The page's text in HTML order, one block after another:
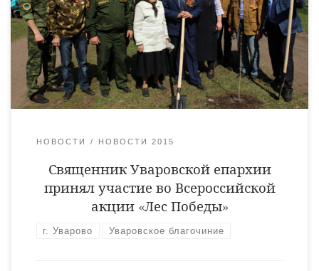
юбилейной посадке приняли участие благочинный
Уваровского благочиннического округа священник Андрей
Шабанов, городское руководство, ветераны, школьники и
жители города. 9 мая вся страна отметит самый великий и
значимый для каждого из нас государственный […]
НОВОСТИ НОВОСТИ 2015
Священник Уваровской епархии
принял участие во Всероссийской
акции «Лес Победы»
г. Уварово Уваровское благочиние